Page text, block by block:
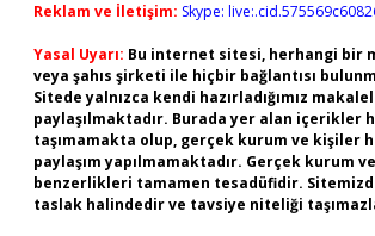
Reklam ve İletişim: Skype:
Yasal Uyarı: Bu internet sitesi, herhangi bir
veya şahıs şirketi ile hiçbir bağlantısı
Sitede yalnızca kendi hazırladığımız
paylaşılmaktadır. Burada yer alan içerikler
taşımamakta olup, gerçek kurum ve kişiler
paylaşım yapılmamaktadır. Gerçek kurum
benzerlikleri tamamen tesadüfidir.
taslak halindedir ve tavsiye niteliği